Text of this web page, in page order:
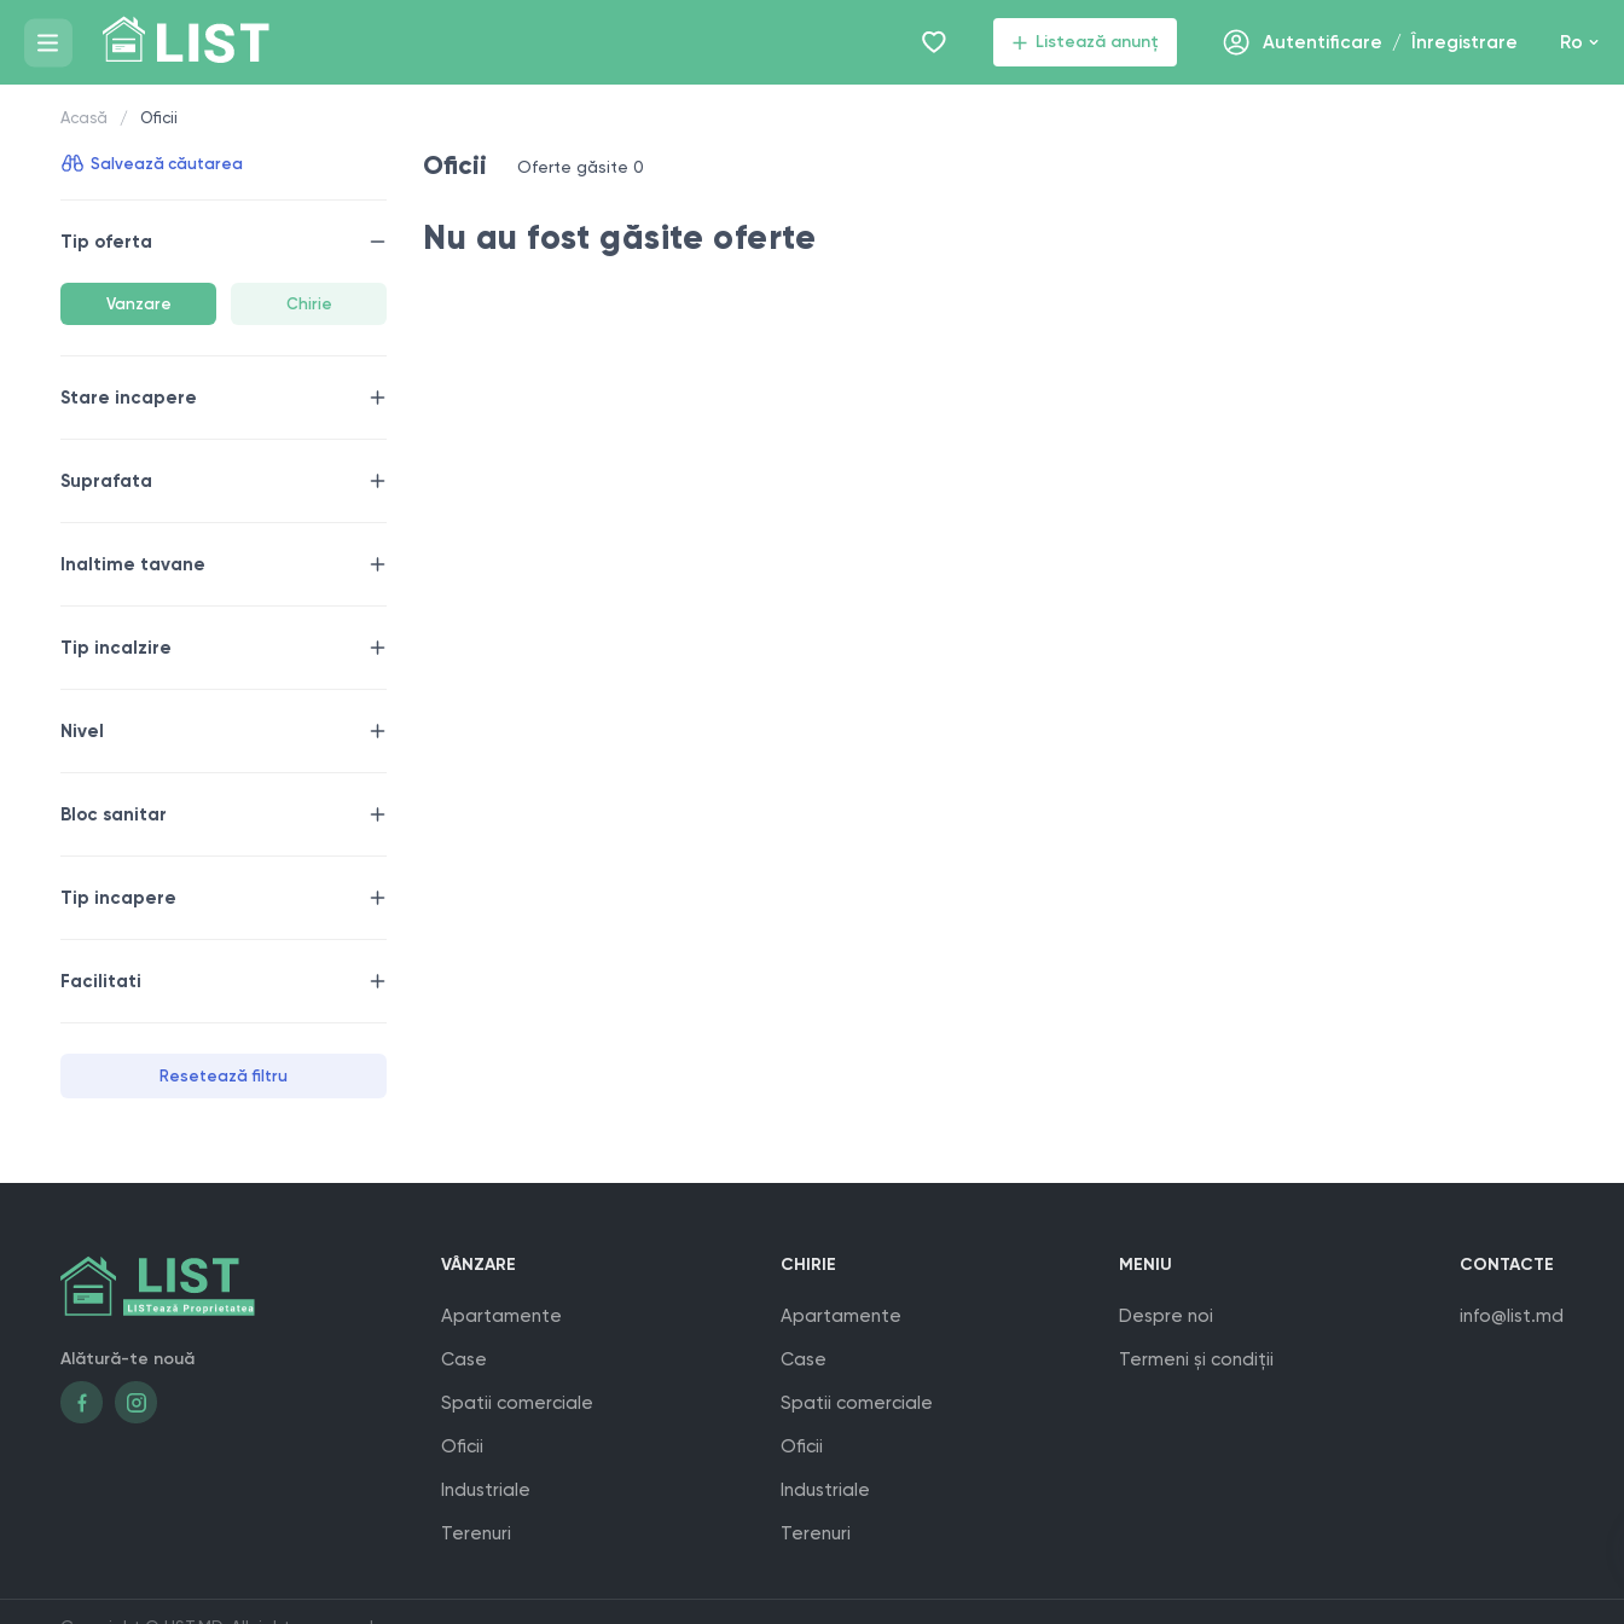
Listează anunț Autentificare / Înregistrare Ro
Acasă Oficii
Salvează căutarea
Tip oferta
Vanzare Chirie
Stare incapere
Suprafata
Inaltime tavane
Tip incalzire
Nivel
Bloc sanitar
Tip incapere
Facilitati
Resetează filtru
Oficii Oferte găsite 0
Nu au fost găsite oferte
Alătură-te nouă
VÂNZARE
Apartamente
Case
Spatii comerciale
Oficii
Industriale
Terenuri
CHIRIE
Apartamente
Case
Spatii comerciale
Oficii
Industriale
Terenuri
MENIU
Despre noi
Termeni și condiții
CONTACTE
info@list.md